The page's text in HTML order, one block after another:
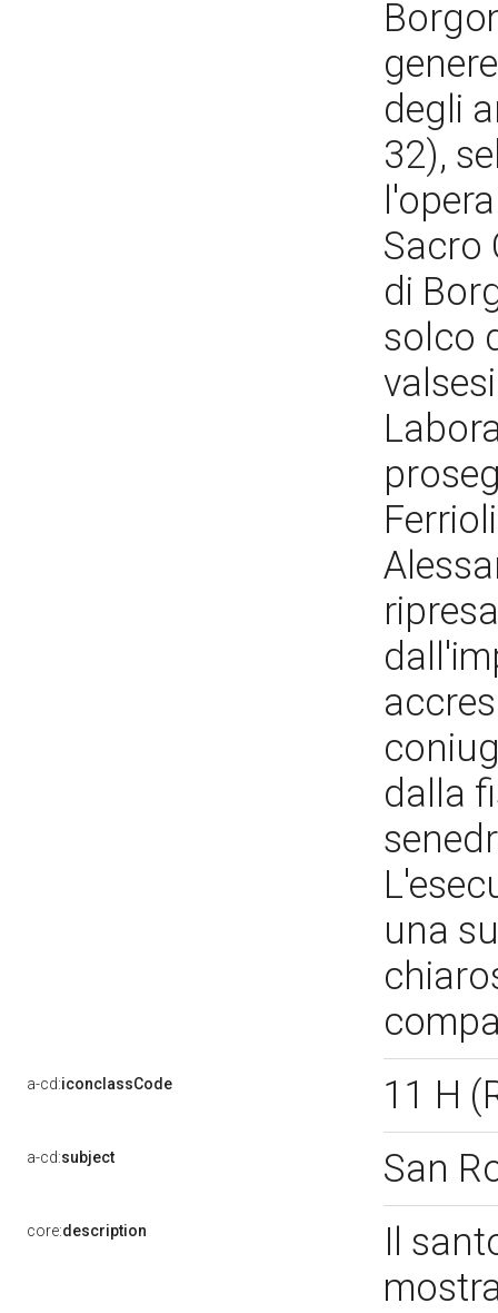
degli
32),
Sacro
di
solco
dalla
una
a-cd:iconclassCode 11 H
a-cd:subject San
core:description
Il